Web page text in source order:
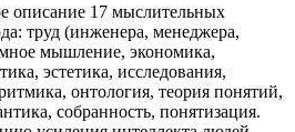
описание 17 мыслительных
труд (инженера, менеджера,
мышление, экономика,
эстетика, исследования,
онтология, теория понятий,
собранность, понятизация.